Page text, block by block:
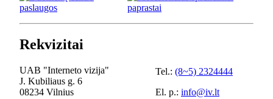
Rekvizitai
UAB "Interneto vizija"
J. Kubiliaus g. 6
08234 Vilnius
Tel.: (8~5) 2324444
El. p.: info@iv.lt